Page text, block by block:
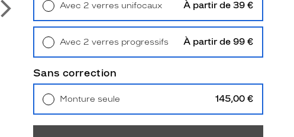
SuivantAvec 2 verres unifocaux À partir de 39 €
Avec 2 verres progressifs À partir de 99 €
Sans correction
Monture seule 145,00 €